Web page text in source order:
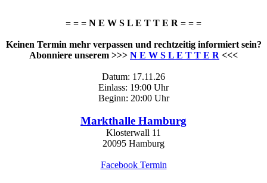
= = = N E W S L E T T E R = = =
Keinen Termin mehr verpassen und rechtzeitig informiert sein?
Abonniere unserem >>> N E W S L E T T E R <<<
Datum: 17.11.26
Einlass: 19:00 Uhr
Beginn: 20:00 Uhr
Markthalle Hamburg
Klosterwall 11
20095 Hamburg
Facebook Termin